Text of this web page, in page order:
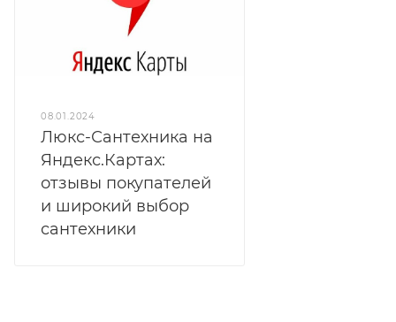
08.01.2024
Люкс-Сантехника на
Яндекс.Картах:
отзывы покупателей
и широкий выбор
сантехники